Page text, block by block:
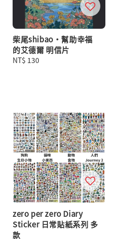
柴尾shibao・幫助幸福
的艾德爾 明信片
Regular
NT$ 130
zero per zero Diary
Sticker 日常貼紙系列 多
款